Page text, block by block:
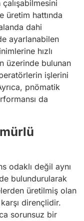
üretim hattında
dahi
ayarlanabilen
hızlı
üzerinde bulunan
işlerini
pnömatik
da
odaklı değil aynı
bulundurularak
üretilmiş olan
dirençlidir.
sorunsuz bir